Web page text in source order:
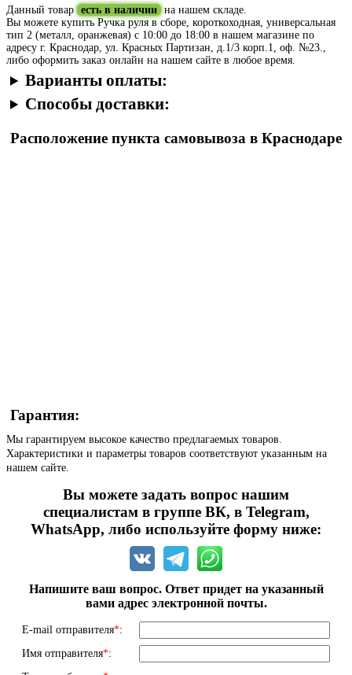
Данный товар есть в наличии на нашем складе.
Вы можете купить Ручка руля в сборе, короткоходная, универсальная
тип 2 (металл, оранжевая) с 10:00 до 18:00 в нашем магазине по
адресу г. Краснодар, ул. Красных Партизан, д.1/3 корп.1, оф. №23.,
либо оформить заказ онлайн на нашем сайте в любое время.
Варианты оплаты:
Способы доставки:
Расположение пункта самовывоза в Краснодаре
Гарантия:
Мы гарантируем высокое качество предлагаемых товаров.
Характеристики и параметры товаров соответствуют указанным на
нашем сайте.
Вы можете задать вопрос нашим
специалистам в группе ВК, в Telegram,
WhatsApp, либо используйте форму ниже:
Напишите ваш вопрос. Ответ придет на указанный
вами адрес электронной почты.
E-mail отправителя*:
Имя отправителя*: